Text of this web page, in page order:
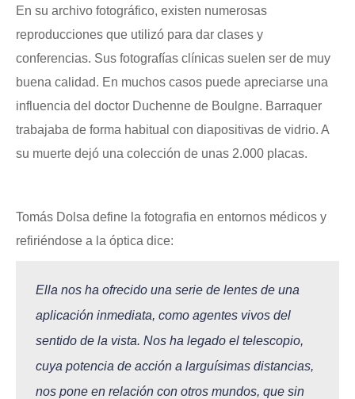
En su archivo fotográfico, existen numerosas
reproducciones que utilizó para dar clases y
conferencias. Sus fotografías clínicas suelen ser de muy
buena calidad. En muchos casos puede apreciarse una
influencia del doctor Duchenne de Boulgne. Barraquer
trabajaba de forma habitual con diapositivas de vidrio. A
su muerte dejó una colección de unas 2.000 placas.
Tomás Dolsa define la fotografia en entornos médicos y
refiriéndose a la óptica dice:
Ella nos ha ofrecido una serie de lentes de una
aplicación inmediata, como agentes vivos del
sentido de la vista. Nos ha legado el telescopio,
cuya potencia de acción a larguísimas distancias,
nos pone en relación con otros mundos, que sin